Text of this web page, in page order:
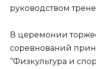
руководством
В церемонии
соревнований
“Физкультура и